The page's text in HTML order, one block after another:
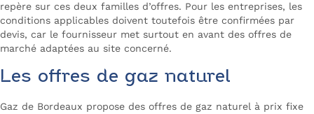
repère sur ces deux familles d’offres. Pour les entreprises, les
conditions applicables doivent toutefois être confirmées par
devis, car le fournisseur met surtout en avant des offres de
marché adaptées au site concerné.
Les offres de gaz naturel
Gaz de Bordeaux propose des offres de gaz naturel à prix fixe